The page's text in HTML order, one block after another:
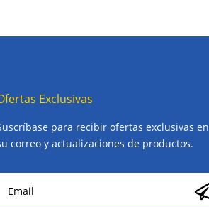
Exclusivas
para recibir ofertas exclusivas en
correo y actualizaciones de productos.